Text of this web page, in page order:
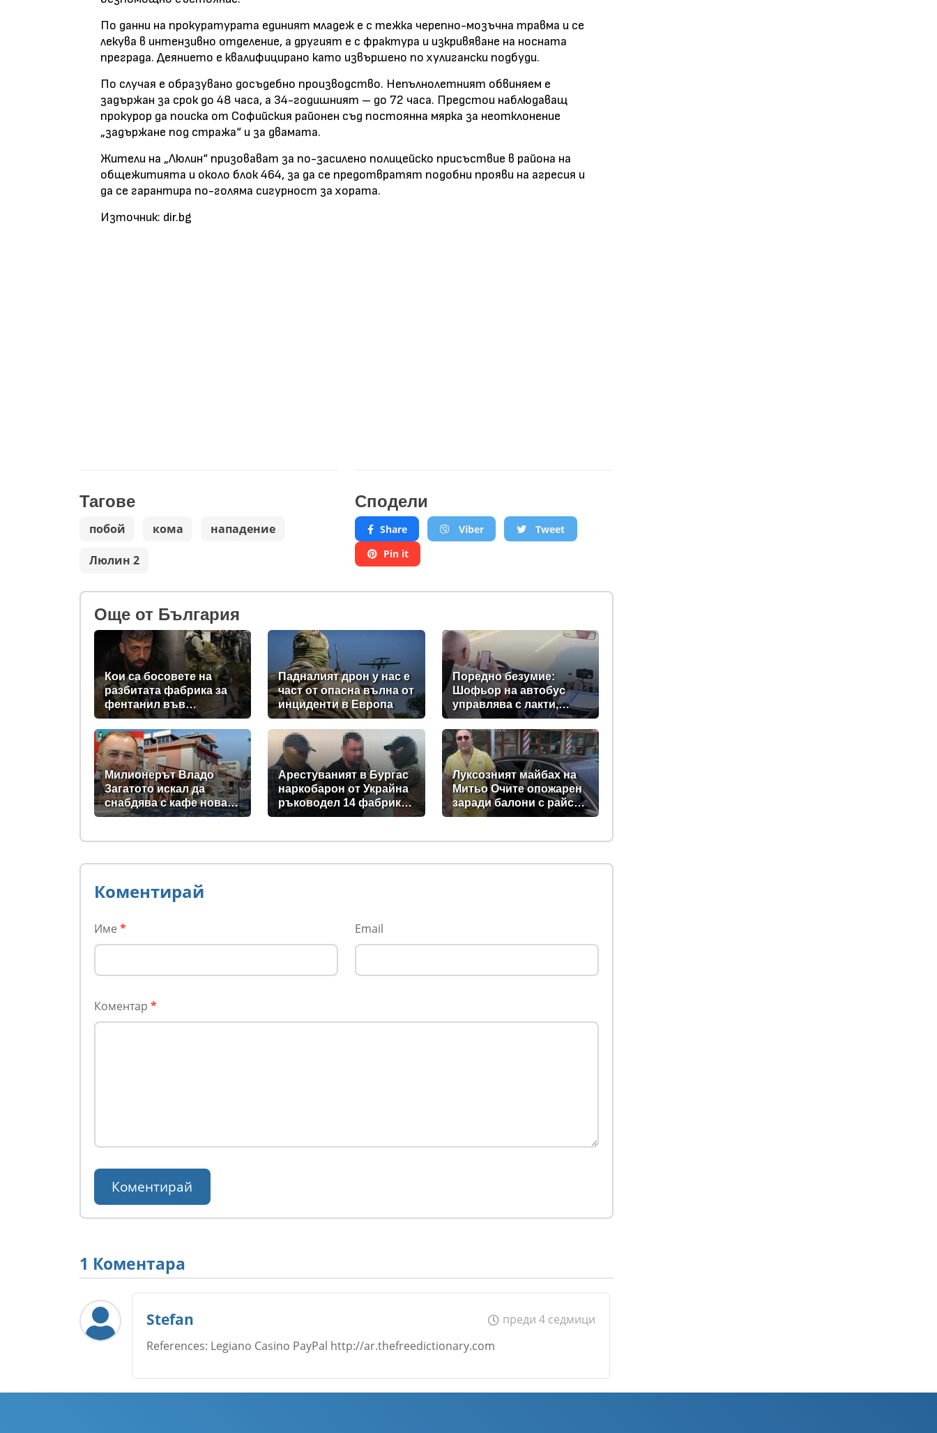
По данни на прокуратурата единият младеж е с тежка черепно-мозъчна травма и се
лекува в интензивно отделение, а другият е с фрактура и изкривяване на носната
преграда. Деянието е квалифицирано като извършено по хулигански подбуди.
По случая е образувано досъдебно производство. Непълнолетният обвиняем е
задържан за срок до 48 часа, а 34-годишният – до 72 часа. Предстои наблюдаващ
прокурор да поиска от Софийския районен съд постоянна мярка за неотклонение
„задържане под стража“ и за двамата.
Жители на „Люлин“ призовават за по-засилено полицейско присъствие в района на
общежитията и около блок 464, за да се предотвратят подобни прояви на агресия и
да се гарантира по-голяма сигурност за хората.
Източник: dir.bg
Тагове
побой кома нападение
Люлин 2
Сподели
Share Viber
Tweet
Pin it
Oще от България
Кои са босовете на
разбитата фабрика за
фентанил във
„Факултета“?
Падналият дрон у нас е
част от опасна вълна от
инциденти в Европа
Поредно безумие:
Шофьор на автобус
управлява с лакти,
докато гледа TikTok
Милионерът Владо
Загатото искал да
снабдява с кафе новата
власт
Арестуваният в Бургас
наркобарон от Украйна
ръководел 14 фабрики
за дрога в Европейския
Луксозният майбах на
Митьо Очите опожарен
заради балони с райски
газ
Коментирай
Име * Email
Коментар *
1 Коментара
Stefan
преди 4 седмици
References: Legiano Casino PayPal http://ar.thefreedictionary.com
Име* Email